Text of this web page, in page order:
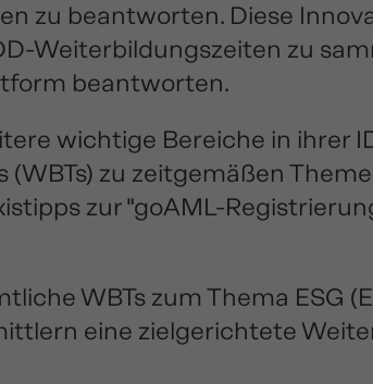
zu beantworten. Diese
Weiterbildungszeiten zu
beantworten.
wichtige Bereiche in ihrer
zu zeitgemäßen
zur "goAML-
WBTs zum Thema ESG
eine zielgerichtete